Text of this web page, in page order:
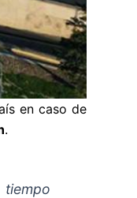
en caso de
.